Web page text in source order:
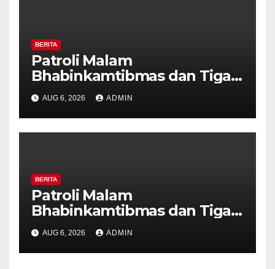
BERITA
Patroli Malam
Bhabinkamtibmas dan Tiga
Pilar Kelurahan Ungaran
Perkuat Kamtibmas, Warga
Diajak Aktifkan Ronda
AUG 6, 2026 ADMIN
BERITA
Patroli Malam
Bhabinkamtibmas dan Tiga
Pilar Kelurahan Ungaran
Perkuat Kamtibmas, Warga
Diajak Aktifkan Ronda
AUG 6, 2026 ADMIN